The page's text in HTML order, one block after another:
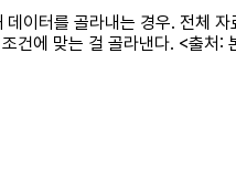
이터를 골라내는 경우. 전체 자
건에 맞는 걸 골라낸다. <출처: